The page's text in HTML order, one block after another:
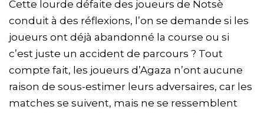
Cette lourde défaite des joueurs de Notsè
conduit à des réflexions, l’on se demande si les
joueurs ont déjà abandonné la course ou si
c’est juste un accident de parcours ? Tout
compte fait, les joueurs d’Agaza n’ont aucune
raison de sous-estimer leurs adversaires, car les
matches se suivent, mais ne se ressemblent